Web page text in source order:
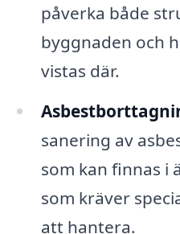
påverka både
byggnaden och
vistas där.
sanering av
som kan finnas i
som kräver
att hantera.